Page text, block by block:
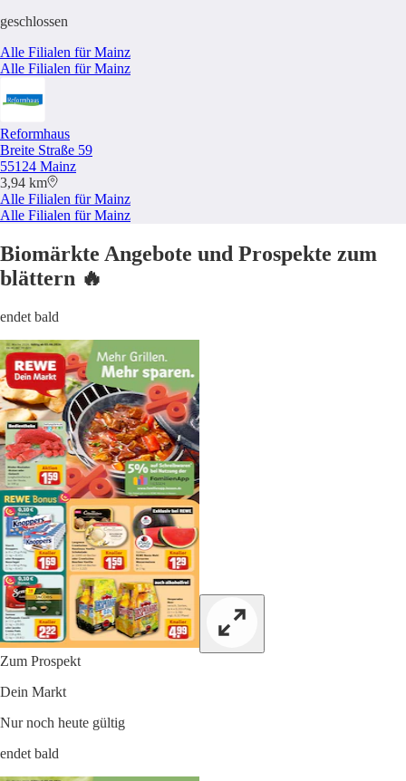
geschlossen
Alle Filialen für Mainz
Alle Filialen für Mainz
Reformhaus
Breite Straße 59
55124 Mainz
3,94 km
Alle Filialen für Mainz
Alle Filialen für Mainz
Biomärkte Angebote und Prospekte zum
blättern 🔥
endet bald
Zum Prospekt
Dein Markt
Nur noch heute gültig
endet bald